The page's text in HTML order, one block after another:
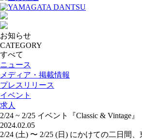
お知らせ
CATEGORY
すべて
ニュース
メディア・掲載情報
プレスリリース
イベント
求人
2/24 ~ 2/25 イベント『Classic & Vintage』
2024.02.05
2/24 (土) 〜 2/25 (日) にかけての二日間